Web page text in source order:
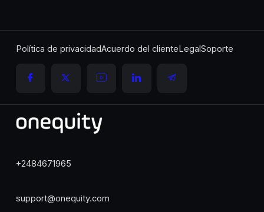
Política de privacidadAcuerdo del clienteLegalSoporte
+2484671965
support@onequity.com